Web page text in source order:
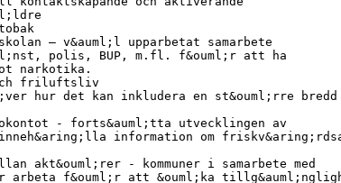
– v&auml;l upparbetat samarbete
polis, BUP, m.fl. f&ouml;r att ha
narkotika.
friluftsliv
hur det kan inkludera en st&ouml;rre bredd
- forts&auml;tta utvecklingen av
information om
akt&ouml;rer - kommuner i samarbete med
arbeta f&ouml;r att &ouml;ka